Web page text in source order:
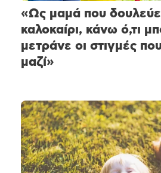
«Ως μαμά που
καλοκαίρι, κάνω ό,τι
μετράνε οι στιγμές
μαζί»